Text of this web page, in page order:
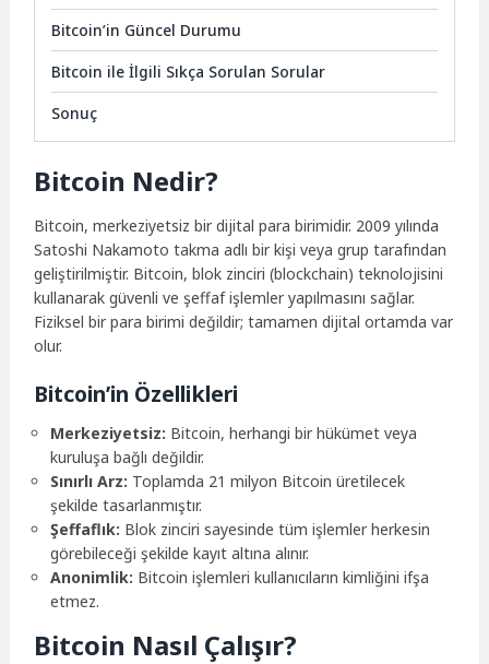
Bitcoin’in Güncel Durumu
Bitcoin ile İlgili Sıkça Sorulan Sorular
Sonuç
Bitcoin Nedir?
Bitcoin, merkeziyetsiz bir dijital para birimidir. 2009 yılında
Satoshi Nakamoto takma adlı bir kişi veya grup tarafından
geliştirilmiştir. Bitcoin, blok zinciri (blockchain) teknolojisini
kullanarak güvenli ve şeffaf işlemler yapılmasını sağlar.
Fiziksel bir para birimi değildir; tamamen dijital ortamda var
olur.
Bitcoin’in Özellikleri
Merkeziyetsiz: Bitcoin, herhangi bir hükümet veya
kuruluşa bağlı değildir.
Sınırlı Arz: Toplamda 21 milyon Bitcoin üretilecek
şekilde tasarlanmıştır.
Şeffaflık: Blok zinciri sayesinde tüm işlemler herkesin
görebileceği şekilde kayıt altına alınır.
Anonimlik: Bitcoin işlemleri kullanıcıların kimliğini ifşa
etmez.
Bitcoin Nasıl Çalışır?